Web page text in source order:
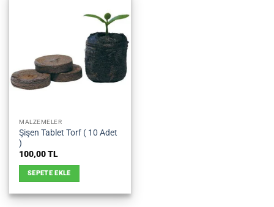
MALZEMELER
Şişen Tablet Torf ( 10 Adet
)
100,00TL
SEPETE EKLE